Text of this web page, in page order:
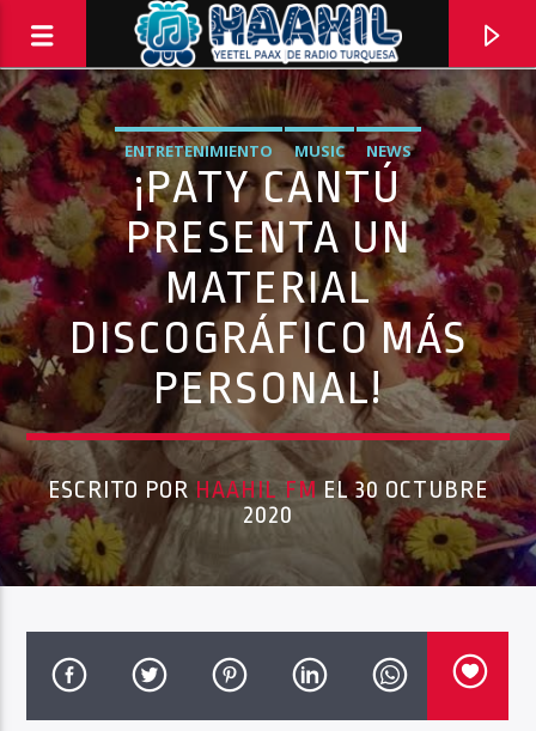
PROGRAMA ACTUAL
INFORMATIVO TURQUESA – 1RA EMISIÓN
6:30 AM 8:30 AM
Haahil FM
ENTRETENIMIENTO MUSIC NEWS
¡PATY CANTÚ
PRESENTA UN
MATERIAL
DISCOGRÁFICO MÁS
PERSONAL!
ESCRITO POR HAAHIL FMEL 30 OCTUBRE
2020